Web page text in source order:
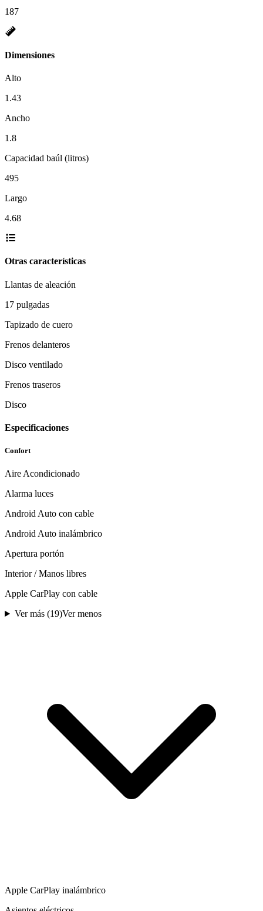
187
Dimensiones
Alto
1.43
Ancho
1.8
Capacidad baúl (litros)
495
Largo
4.68
Otras características
Llantas de aleación
17 pulgadas
Tapizado de cuero
Frenos delanteros
Disco ventilado
Frenos traseros
Disco
Especificaciones
Confort
Aire Acondicionado
Alarma luces
Android Auto con cable
Android Auto inalámbrico
Apertura portón
Interior / Manos libres
Apple CarPlay con cable
Ver más (19)Ver menos
Apple CarPlay inalámbrico